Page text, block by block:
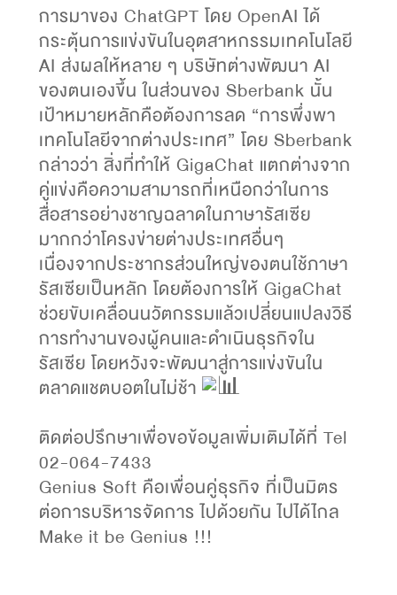
การมาของ ChatGPT โดย OpenAI ได้
กระตุ้นการแข่งขันในอุตสาหกรรมเทคโนโลยี
AI ส่งผลให้หลาย ๆ บริษัทต่างพัฒนา AI
ของตนเองขึ้น ในส่วนของ Sberbank นั้น
เป้าหมายหลักคือต้องการลด “การพึ่งพา
เทคโนโลยีจากต่างประเทศ”โดย Sberbank
กล่าวว่า สิ่งที่ทำให้ GigaChat แตกต่างจาก
คู่แข่งคือความสามารถที่เหนือกว่าในการ
สื่อสารอย่างชาญฉลาดในภาษารัสเซีย
มากกว่าโครงข่ายต่างประเทศอื่นๆ
เนื่องจากประชากรส่วนใหญ่ของตนใช้ภาษา
รัสเซียเป็นหลัก โดยต้องการให้ GigaChat
ช่วยขับเคลื่อนนวัตกรรมแล้วเปลี่ยนแปลงวิธี
การทำงานของผู้คนและดำเนินธุรกิจใน
รัสเซีย โดยหวังจะพัฒนาสู่การแข่งขันใน
ตลาดแชตบอตในไม่ช้า
ติดต่อปรึกษาเพื่อขอข้อมูลเพิ่มเติมได้ที่ Tel
02-064-7433
Genius Soft คือเพื่อนคู่ธุรกิจ ที่เป็นมิตร
ต่อการบริหารจัดการ ไปด้วยกัน ไปได้ไกล
Make it be Genius !!!